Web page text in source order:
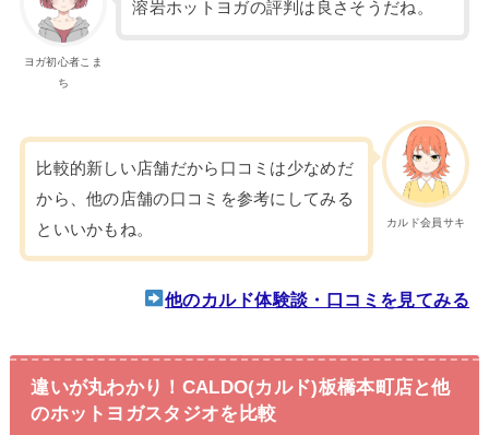
ヨガ初心者こま
ち
溶岩ホットヨガの評判は良さそうだね。
カルド会員サキ
比較的新しい店舗だから口コミは少なめだ
から、他の店舗の口コミを参考にしてみる
といいかもね。
他のカルド体験談・口コミを見てみる
違いが丸わかり！CALDO(カルド)板橋本町店と他
のホットヨガスタジオを比較